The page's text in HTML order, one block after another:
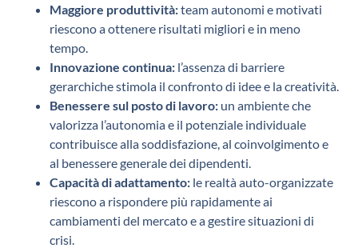
Maggiore produttività:team autonomi e motivati
riescono a ottenere risultati migliori e in meno
tempo.
Innovazione continua: l’assenza di barriere
gerarchiche stimola il confronto di idee e la creatività.
Benessere sul posto di lavoro: un ambiente che
valorizza l’autonomia e il potenziale individuale
contribuisce alla soddisfazione, al coinvolgimento e
al benessere generale dei dipendenti.
Capacità di adattamento: le realtà auto-organizzate
riescono a rispondere più rapidamente ai
cambiamenti del mercato e a gestire situazioni di
crisi.